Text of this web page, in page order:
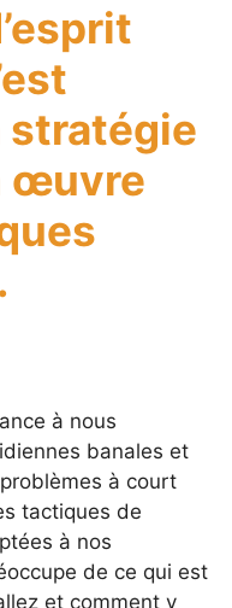
stratégie
œuvre
à nous
banales et
à court
tactiques de
à nos
de ce qui est
et comment y